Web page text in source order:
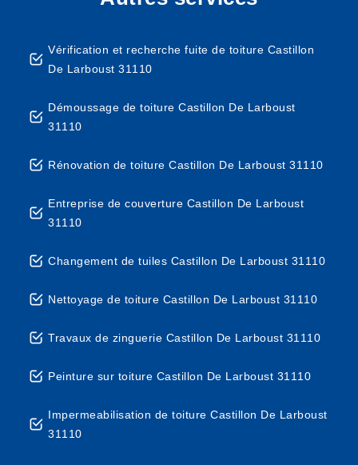
Vérification et recherche fuite de toiture Castillon
De Larboust 31110
Démoussage de toiture Castillon De Larboust
31110
Rénovation de toiture Castillon De Larboust 31110
Entreprise de couverture Castillon De Larboust
31110
Changement de tuiles Castillon De Larboust 31110
Nettoyage de toiture Castillon De Larboust 31110
Travaux de zinguerie Castillon De Larboust 31110
Peinture sur toiture Castillon De Larboust 31110
Impermeabilisation de toiture Castillon De Larboust
31110